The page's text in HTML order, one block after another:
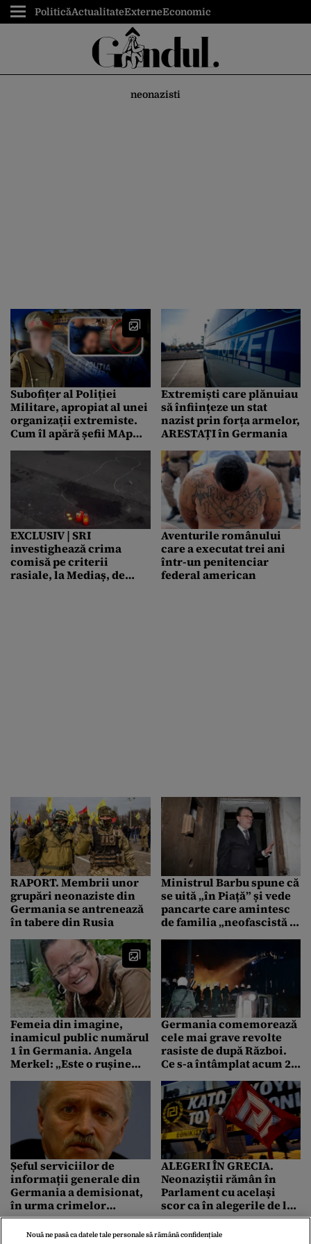
PoliticăActualitateExterneEconomic
neonazisti
Subofițer al Poliției
Militare, apropiat al unei
organizații extremiste.
Cum îl apără șefii MApN
subordinea lor
Extremiști care plănuiau
să înființeze un stat
nazist prin forța armelor,
ARESTAȚI în Germania
EXCLUSIV | SRI
investighează crima
comisă pe criterii
rasiale, la Mediaș, de
Aventurile românului
care a executat trei ani
într-un penitenciar
federal american
RAPORT. Membrii unor
grupări neonaziste din
Germania se antrenează
în tabere din Rusia
Ministrul Barbu spune că
se uită „în Piață” și vede
pancarte care amintesc
de familia „neofascistă și
Femeia din imagine,
inamicul public numărul
1 în Germania. Angela
Merkel: „Este o rușine
Germania comemorează
cele mai grave revolte
rasiste de după Război.
Ce s-a întâmplat acum 20
Șeful serviciilor de
informații generale din
Germania a demisionat,
în urma crimelor
neonaziștilor
ALEGERI ÎN GRECIA.
Neonaziștii rămân în
Parlament cu același
scor ca în alegerile de la
6 mai
Nouă ne pasă ca datele tale personale să rămână confidențiale